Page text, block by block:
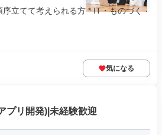
立てて考えられる方 * IT・ものづく
気になる
プリ開発)|未経験歓迎